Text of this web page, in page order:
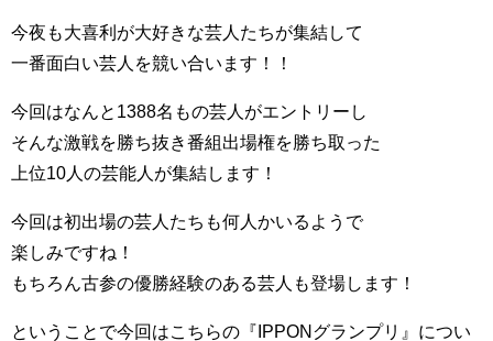
今夜も大喜利が大好きな芸人たちが集結して
一番面白い芸人を競い合います！！
今回はなんと1388名もの芸人がエントリーし
そんな激戦を勝ち抜き番組出場権を勝ち取った
上位10人の芸能人が集結します！
今回は初出場の芸人たちも何人かいるようで
楽しみですね！
もちろん古参の優勝経験のある芸人も登場します！
ということで今回はこちらの『IPPONグランプリ』につい